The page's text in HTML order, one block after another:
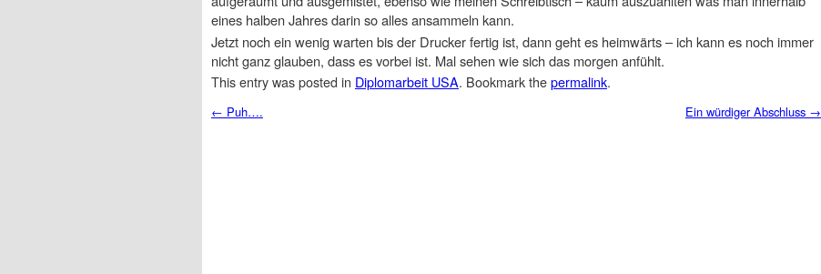
eines halben Jahres darin so alles ansammeln kann.
Jetzt noch ein wenig warten bis der Drucker fertig ist, dann geht es heimwärts – ich kann es noch immer
nicht ganz glauben, dass es vorbei ist. Mal sehen wie sich das morgen anfühlt.
This entry was posted in Diplomarbeit USA. Bookmark thepermalink.
Post navigation
← Puh…. Ein würdiger Abschluss →